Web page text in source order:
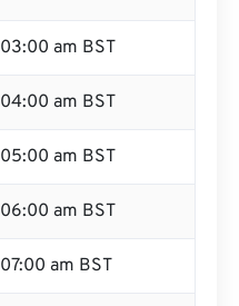
03:00 am BST
04:00 am BST
05:00 am BST
06:00 am BST
07:00 am BST